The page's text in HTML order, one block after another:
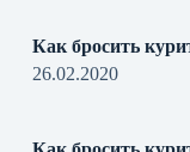
Как бросить
26.02.2020